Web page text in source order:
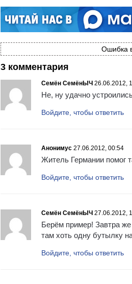
Ошибка
3 комментария
Семён СемёнЫЧ 26.06.2012,
Не, ну удачно
Войдите, чтобы ответить
Анонимус 27.06.2012, 00:54
Житель Германии помог
Войдите, чтобы ответить
Семён СемёнЫЧ 27.06.2012,
Берём пример! Завтра
там хоть одну бутылку
Войдите, чтобы ответить